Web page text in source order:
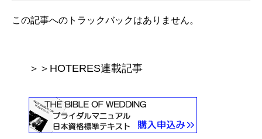
この記事へのトラックバックはありません。
＞＞HOTERES連載記事